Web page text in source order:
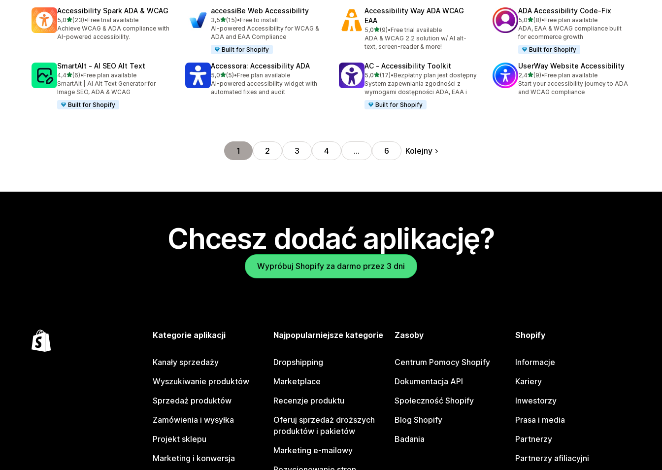
Accessibility Spark ADA & WCAG
5,0na 5 gwiazdek
(23)
Łączna liczba recenzji: 23
•Free trial available
Achieve WCAG & ADA compliance with
AI-powered accessibility.
accessiBe Web Accessibility
3,5na 5 gwiazdek
(15)
Łączna liczba recenzji: 15
•Free to install
AI-powered Accessibility for WCAG &
ADA and EAA Compliance
Built for Shopify
Accessibility Way ADA WCAG
EAA
5,0na 5 gwiazdek
(9)
Łączna liczba recenzji: 9
•Free trial available
ADA & WCAG 2.2 solution w/ AI alt-
text, screen-reader & more!
ADA Accessibility Code‑Fix
5,0na 5 gwiazdek
(8)
Łączna liczba recenzji: 8
•Free plan available
ADA, EAA & WCAG compliance built
for ecommerce growth
Built for Shopify
SmartAlt ‑ AI SEO Alt Text
4,4na 5 gwiazdek
(6)
Łączna liczba recenzji: 6
•Free plan available
SmartAlt | AI Alt Text Generator for
Image SEO, ADA & WCAG
Built for Shopify
Accessora: Accessibility ADA
5,0na 5 gwiazdek
(5)
Łączna liczba recenzji: 5
•Free plan available
AI-powered accessibility widget with
automated fixes and audit
AC ‑ Accessibility Toolkit
5,0na 5 gwiazdek
(17)
Łączna liczba recenzji: 17
•Bezpłatny plan jest dostępny
System zapewniania zgodności z
wymogami dostępności ADA, EAA i
Built for Shopify
UserWay Website Accessibility
2,4na 5 gwiazdek
(9)
Łączna liczba recenzji: 9
•Free plan available
Start your accessibility journey to ADA
and WCAG compliance
1 2 3 4 … 6 Kolejny
Chcesz dodać aplikację?
Wypróbuj Shopify za darmo przez 3 dni
Kategorie aplikacji
Kanały sprzedaży
Wyszukiwanie produktów
Sprzedaż produktów
Zamówienia i wysyłka
Projekt sklepu
Marketing i konwersja
Najpopularniejsze kategorie
Dropshipping
Marketplace
Recenzje produktu
Oferuj sprzedaż droższych
produktów i pakietów
Marketing e-mailowy
Zasoby
Centrum Pomocy Shopify
Dokumentacja API
Społeczność Shopify
Blog Shopify
Badania
Shopify
Informacje
Kariery
Inwestorzy
Prasa i media
Partnerzy
Partnerzy afiliacyjni